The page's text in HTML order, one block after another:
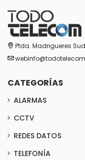
Ptda. Madrigueres
CATEGORÍAS
ALARMAS
CCTV
REDES DATOS
TELEFONÍA